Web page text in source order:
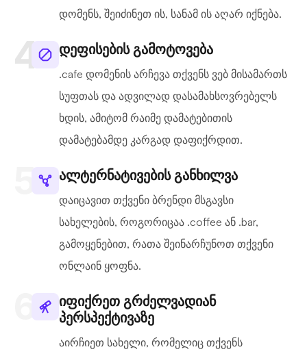
დომენს, შეიძინეთ ის, სანამ ის აღარ იქნება.
დეფისების გამოტოვება
.cafe დომენის არჩევა თქვენს ვებ მისამართს
სუფთას და ადვილად დასამახსოვრებელს
ხდის, ამიტომ რაიმე დამატებითის
დამატებამდე კარგად დაფიქრდით.
ალტერნატივების განხილვა
დაიცავით თქვენი ბრენდი მსგავსი
სახელების, როგორიცაა .coffee ან .bar,
გამოყენებით, რათა შეინარჩუნოთ თქვენი
ონლაინ ყოფნა.
იფიქრეთ გრძელვადიან
პერსპექტივაზე
აირჩიეთ სახელი, რომელიც თქვენს